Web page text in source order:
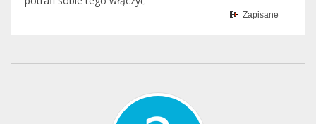
Zapisane